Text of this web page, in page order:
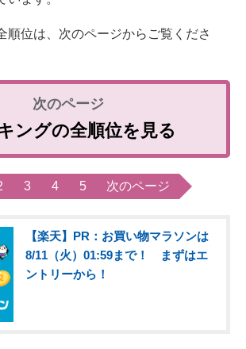
位は、次のページからご覧くださ
ングの全順位を見る
3 4 5 次のページ
【楽天】PR：お買い物マラソンは
8/11（火）01:59まで！ まずはエ
ントリーから！